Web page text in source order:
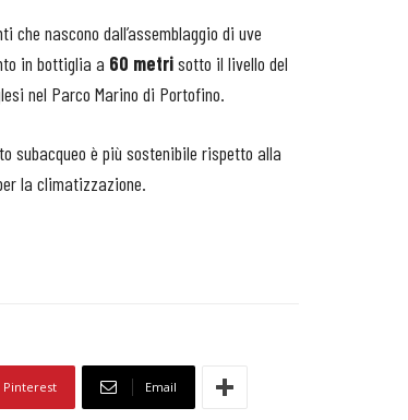
che nascono dall’assemblaggio di uve
in bottiglia a 60 metrisotto il livello del
nel Parco Marino di Portofino.
subacqueo è più sostenibile rispetto alla
la climatizzazione.
Pinterest Email